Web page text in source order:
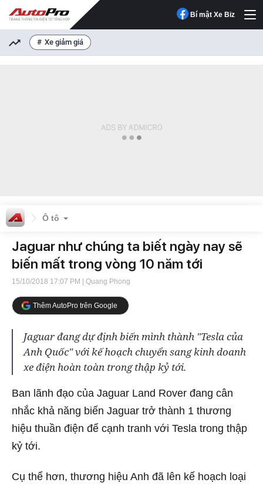
Bí mật Xe Biz
Xe giảm giá
Ô tô
Jaguar như chúng ta biết ngày nay sẽ
biến mất trong vòng 10 năm tới
15/10/2018 17:07 PM | Quang Phong
Thêm AutoPro trên Google
Jaguar đang dự định biến mình thành "Tesla của
Anh Quốc" với kế hoạch chuyển sang kinh doanh
xe điện hoàn toàn trong thập kỷ tới.
Ban lãnh đạo của Jaguar Land Rover đang cân
nhắc khả năng biến Jaguar trở thành 1 thương
hiệu thuần điện để cạnh tranh với Tesla trong thập
kỷ tới.
Cụ thể hơn, thương hiệu Anh đã lên kế hoạch loại